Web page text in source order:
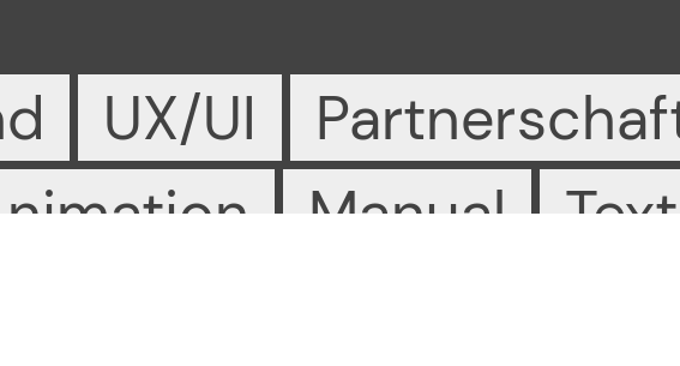
UX/UI
Manual Text
Impressum
Datenschutz
HENKELHIEDL GmbH & Co. KG,
Urbanstraße 116,
10967 Berlin